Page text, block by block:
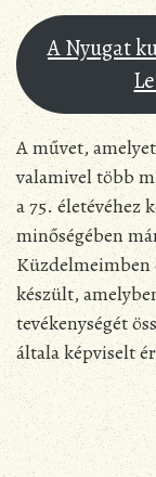
A Nyugat
A művet,
valamivel több
a 75. életévéhez
minőségében
Küzdelmeimben
készült,
tevékenységét
általa képviselt